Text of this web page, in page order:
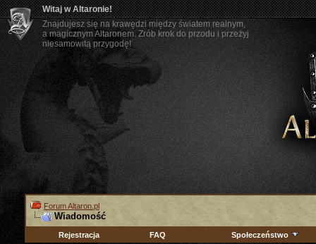
Witaj w Altaronie!
Znajdujesz się na krawędzi między światem realnym,
a magicznym Altaronem. Zrób krok do przodu i przeżyj
niesamowitą przygodę!
Forum Altaron.pl
Wiadomość
Rejestracja FAQ Społeczeństwo